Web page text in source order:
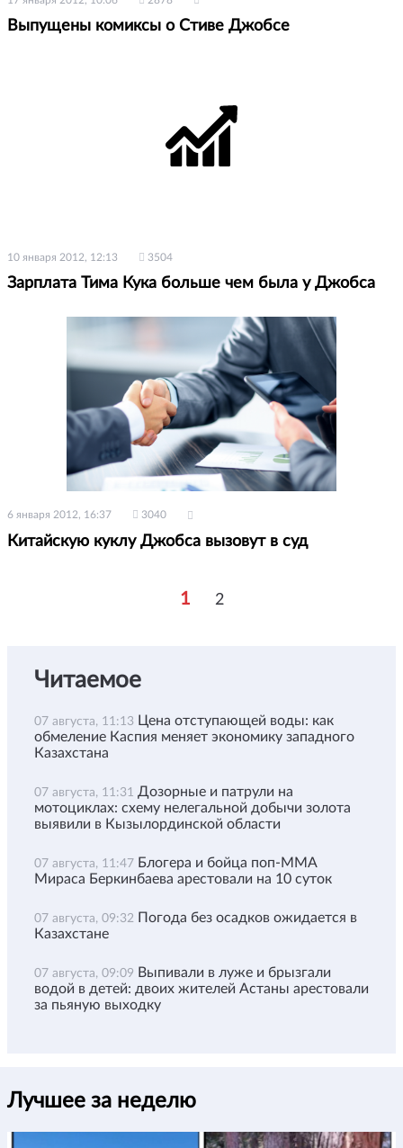
Выпущены комиксы о Стиве Джобсе
10 января 2012, 12:13 3504
Зарплата Тима Кука больше чем была у Джобса
6 января 2012, 16:37 3040
Китайскую куклу Джобса вызовут в суд
1 2
Читаемое
07 августа, 11:13 Цена отступающей воды: как
обмеление Каспия меняет экономику западного
Казахстана
07 августа, 11:31 Дозорные и патрули на
мотоциклах: схему нелегальной добычи золота
выявили в Кызылординской области
07 августа, 11:47 Блогера и бойца поп-ММА
Мираса Беркинбаева арестовали на 10 суток
07 августа, 09:32 Погода без осадков ожидается в
Казахстане
07 августа, 09:09 Выпивали в луже и брызгали
водой в детей: двоих жителей Астаны арестовали
за пьяную выходку
Лучшее за неделю